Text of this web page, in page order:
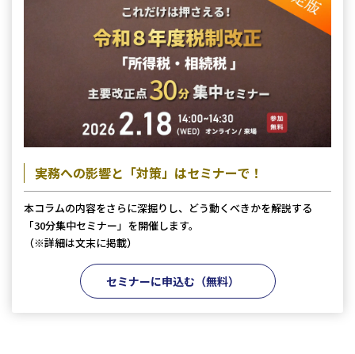
神戸三宮本部
宮崎本部
セミナー情報
お知らせ
Webマガジン
実務への影響と「対策」はセミナーで！
本コラムの内容をさらに深掘りし、どう動くべきかを解説する
「30分集中セミナー」を開催します。
（※詳細は文末に掲載）
セミナーに申込む（無料）